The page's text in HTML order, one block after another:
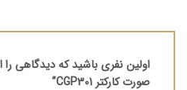
اولین نفری باشید که دیدگاهی را
صورت کارکتر CGP301”